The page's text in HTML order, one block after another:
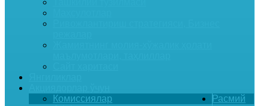
Комиссиялар
Расмий